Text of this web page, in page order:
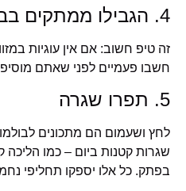
4. הגבילו ממתקים בבית
זה טיפ חשוב: אם אין עוגיות
חשבו פעמיים לפני שאתם
5. תפרו שגרה
לחץ ושעמום הם מתכונים
שגרות קטנות ביום – כמו הליכה
בפתק. כל אלו יספקו תחליפי